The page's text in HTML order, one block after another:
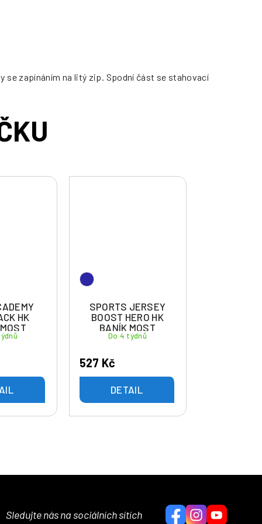
se zapínáním na litý zip. Spodní část se stahovací
HK
SPORTS JERSEY
BOOST HERO HK
BANÍK MOST
Do 4 týdnů
527 Kč
DETAIL
Sledujte nás na sociálních sítích